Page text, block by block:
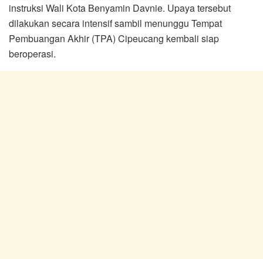
instruksi Wali Kota Benyamin Davnie. Upaya tersebut
dilakukan secara intensif sambil menunggu Tempat
Pembuangan Akhir (TPA) Cipeucang kembali siap
beroperasi.